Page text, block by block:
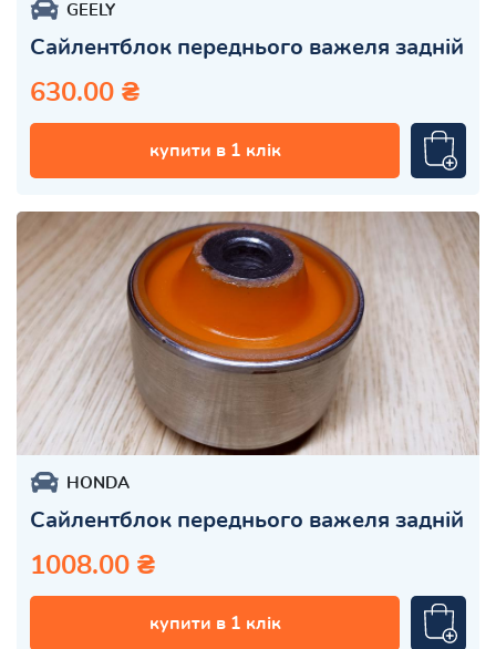
GEELY
Сайлентблок переднього важеля задній
630.00 ₴
купити в 1 клік
HONDA
Сайлентблок переднього важеля задній
1008.00 ₴
купити в 1 клік